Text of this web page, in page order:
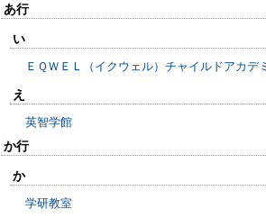
あ行
い
ＥＱＷＥＬ（イクウェル）チャイルドアカデ
え
英智学館
か行
か
学研教室